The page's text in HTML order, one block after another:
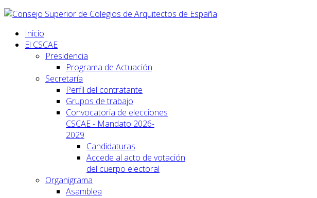
Inicio
El CSCAE
Presidencia
Programa de Actuación
Secretaría
Perfil del contratante
Grupos de trabajo
Convocatoria de elecciones
CSCAE - Mandato 2026-
2029
Candidaturas
Accede al acto de votación
del cuerpo electoral
Organigrama
Asamblea